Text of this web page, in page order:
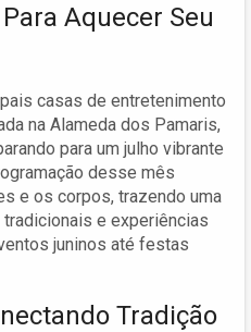
Aquecer Seu
casas de entretenimento
na Alameda dos Pamaris,
para um julho vibrante
desse mês
e os corpos, trazendo uma
e experiências
juninos até festas
Tradição